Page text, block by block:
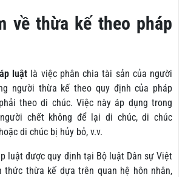
về thừa kế theo pháp
luật là việc phân chia tài sản của người
người thừa kế theo quy định của pháp
theo di chúc. Việc này áp dụng trong
chết không để lại di chúc, di chúc
di chúc bị hủy bỏ, v.v.
luật được quy định tại Bộ luật Dân sự Việt
thức thừa kế dựa trên quan hệ hôn nhân,